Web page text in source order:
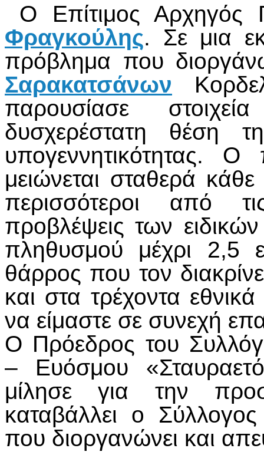
Ο Επίτιμος
Φραγκούλης. Σε μια
πρόβλημα που
Σαρακατσάνων
παρουσίασε
δυσχερέστατη θέση
υπογεννητικότητας.
μειώνεται σταθερά
περισσότεροι από
προβλέψεις των
πληθυσμού μέχρι 2,5
θάρρος που τον
και στα τρέχοντα
να είμαστε σε συνεχή
Ο Πρόεδρος του
– Ευόσμου
μίλησε για την
καταβάλλει ο
που διοργανώνει και